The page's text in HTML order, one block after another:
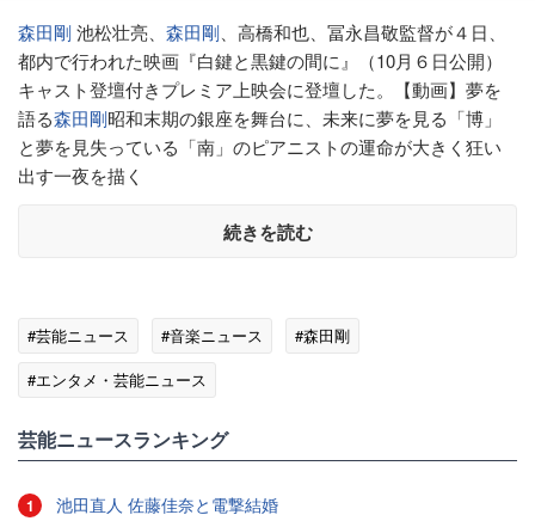
森田剛池松壮亮、 森田剛 、高橋和也、冨永昌敬監督が４日、
都内で行われた映画『白鍵と黒鍵の間に』（10月６日公開）
キャスト登壇付きプレミア上映会に登壇した。【動画】夢を
語る森田剛昭和末期の銀座を舞台に、未来に夢を見る「博」
と夢を見失っている「南」のピアニストの運命が大きく狂い
出す一夜を描く
続きを読む
#芸能ニュース #音楽ニュース
#森田剛
#エンタメ・芸能ニュース
芸能ニュースランキング
1 池田直人 佐藤佳奈と電撃結婚